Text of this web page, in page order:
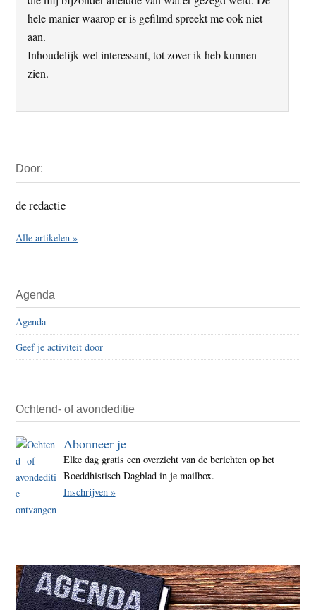
hele manier waarop er is gefilmd spreekt me ook niet
aan.
Inhoudelijk wel interessant, tot zover ik heb kunnen
zien.
Sidebar
Door:
de redactie
Alle artikelen »
Agenda
Agenda
Geef je activiteit door
Ochtend- of avondeditie
Abonneer je
Elke dag gratis een overzicht van de berichten op het
Boeddhistisch Dagblad in je mailbox.
Inschrijven »